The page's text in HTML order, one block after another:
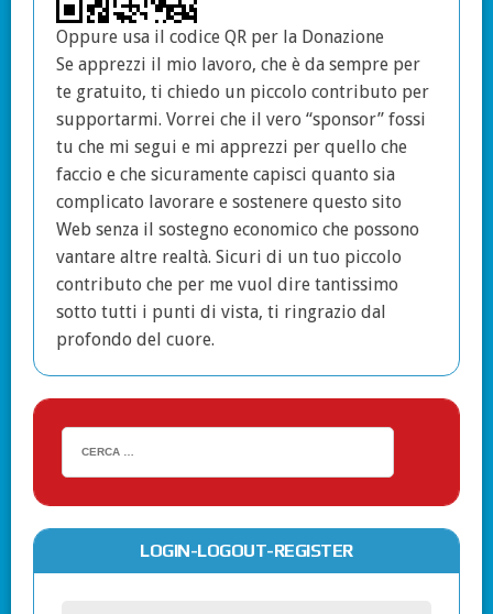
Oppure usa il codice QR per la Donazione
Se apprezzi il mio lavoro, che è da sempre per
te gratuito, ti chiedo un piccolo contributo per
supportarmi. Vorrei che il vero “sponsor” fossi
tu che mi segui e mi apprezzi per quello che
faccio e che sicuramente capisci quanto sia
complicato lavorare e sostenere questo sito
Web senza il sostegno economico che possono
vantare altre realtà. Sicuri di un tuo piccolo
contributo che per me vuol dire tantissimo
sotto tutti i punti di vista, ti ringrazio dal
profondo del cuore.
LOGIN-LOGOUT-REGISTER